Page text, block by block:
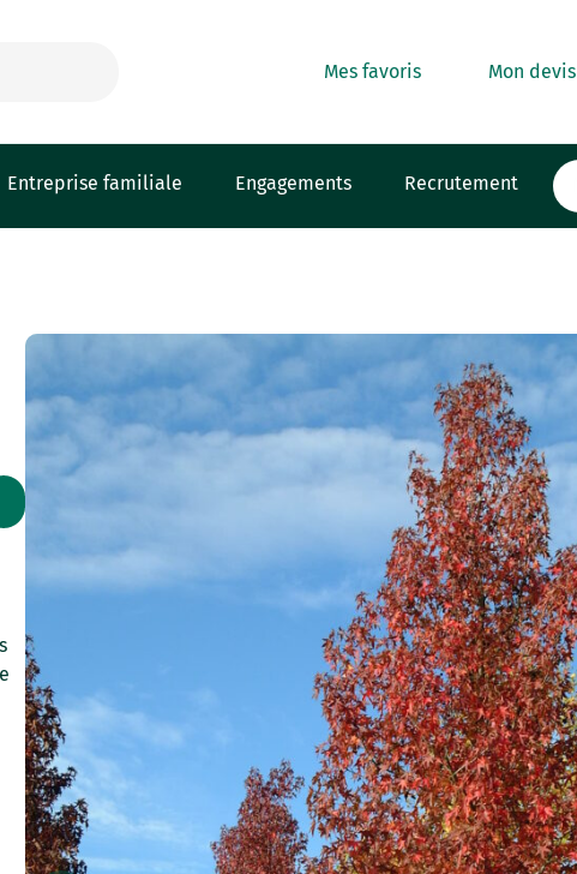
Mes favoris Mon devis
Entreprise familiale Engagements Recrutement